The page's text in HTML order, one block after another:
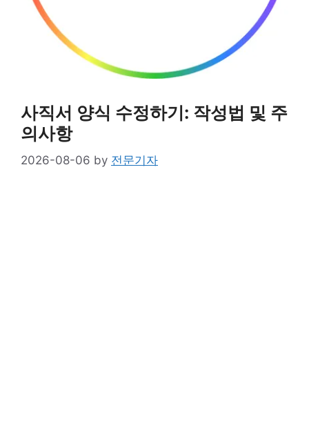
사직서 양식 수정하기: 작성법 및 주
의사항
2026-08-06 by 전문기자